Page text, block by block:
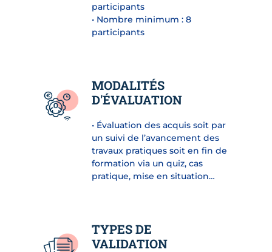
participants
• Nombre minimum : 8
participants
MODALITÉS
D'ÉVALUATION
• Évaluation des acquis soit par
un suivi de l’avancement des
travaux pratiques soit en fin de
formation via un quiz, cas
pratique, mise en situation…
TYPES DE
VALIDATION